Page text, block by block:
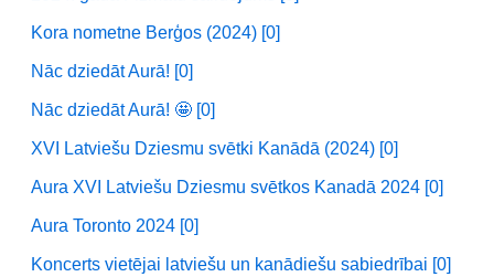
Kora nometne Berģos (2024) [0]
Nāc dziedāt Aurā! [0]
Nāc dziedāt Aurā! 🤩 [0]
XVI Latviešu Dziesmu svētki Kanādā (2024) [0]
Aura XVI Latviešu Dziesmu svētkos Kanadā 2024 [0]
Aura Toronto 2024 [0]
Koncerts vietējai latviešu un kanādiešu sabiedrībai [0]